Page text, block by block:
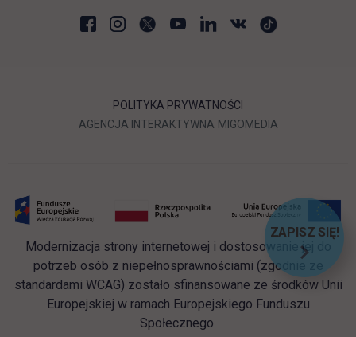
POLITYKA PRYWATNOŚCI
AGENCJA INTERAKTYWNA LINK OTWIERA SIĘ W
MIGOMEDIA
Modernizacja strony internetowej i dostosowanie jej do
potrzeb osób z niepełnosprawnościami (zgodnie ze
standardami WCAG) zostało sfinansowane ze środków Unii
Europejskiej w ramach Europejskiego Funduszu
Społecznego.
ZAPISZ SIĘ!
LINK